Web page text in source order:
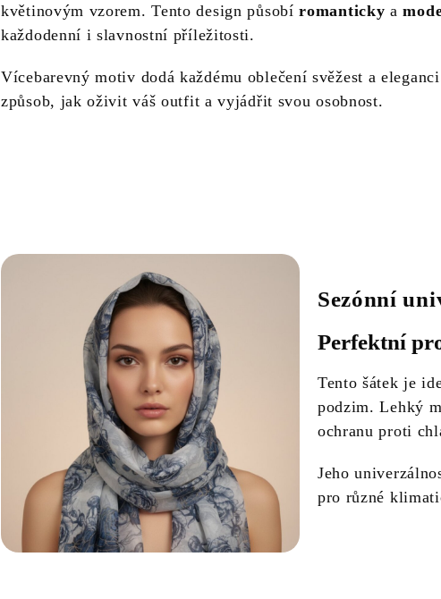
květinovým vzorem. Tento design působíromanticky a
každodenní i slavnostní příležitosti.
Vícebarevný motiv dodá každému oblečení svěžest a
způsob, jak oživit váš outfit a vyjádřit svou osobnost.
Sezónní
Perfektní
Tento šátek je
podzim. Lehký
ochranu proti
Jeho
pro různé